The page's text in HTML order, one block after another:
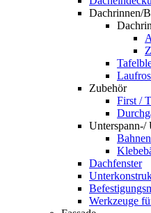
Dachrinnen/
Zubehör
First /
Unterspann-/
Bahnen
Dachfenster
Werkzeuge